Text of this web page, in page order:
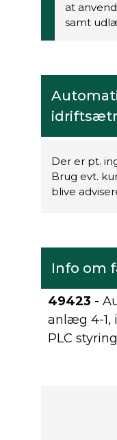
at
samt
Der er pt.
Brug evt.
blive
Info om
49423 -
anlæg 4-
PLC